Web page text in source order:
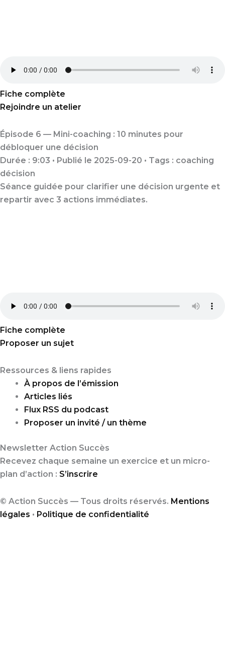
Fiche complète
Rejoindre un atelier
Épisode 6 — Mini-coaching : 10 minutes pour
débloquer une décision
Durée : 9:03 • Publié le 2025-09-20 • Tags : coaching
décision
Séance guidée pour clarifier une décision urgente et
repartir avec 3 actions immédiates.
Fiche complète
Proposer un sujet
Ressources & liens rapides
À propos de l’émission
Articles liés
Flux RSS du podcast
Proposer un invité / un thème
Newsletter Action Succès
Recevez chaque semaine un exercice et un micro-
plan d’action : S’inscrire
© Action Succès — Tous droits réservés. Mentions
légales • Politique de confidentialité